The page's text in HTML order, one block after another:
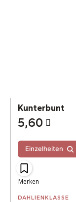
Kunterbunt
5,60
Einzelheiten
Merken
DAHLIENKLASSE